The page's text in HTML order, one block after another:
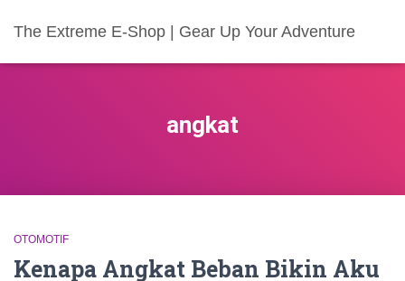
The Extreme E-Shop | Gear Up Your Adventure
angkat
OTOMOTIF
Kenapa Angkat Beban Bikin Aku